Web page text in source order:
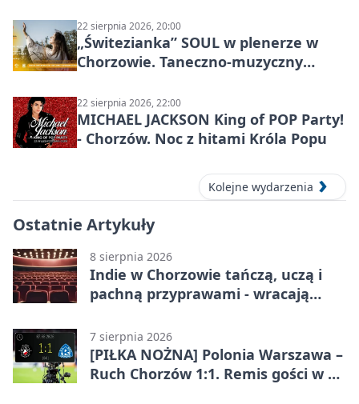
22 sierpnia 2026, 20:00
„Świtezianka” SOUL w plenerze w
Chorzowie. Taneczno-muzyczny
22 sierpnia 2026, 22:00
MICHAEL JACKSON King of POP Party!
- Chorzów. Noc z hitami Króla Popu
Kolejne wydarzenia
Ostatnie Artykuły
8 sierpnia 2026
Indie w Chorzowie tańczą, uczą i
pachną przyprawami - wracają
7 sierpnia 2026
[PIŁKA NOŻNA] Polonia Warszawa –
Ruch Chorzów 1:1. Remis gości w 3.